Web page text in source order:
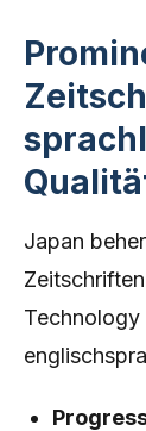
Japan